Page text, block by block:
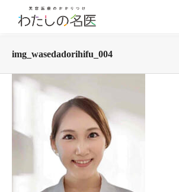
img_wasedadorihifu_004